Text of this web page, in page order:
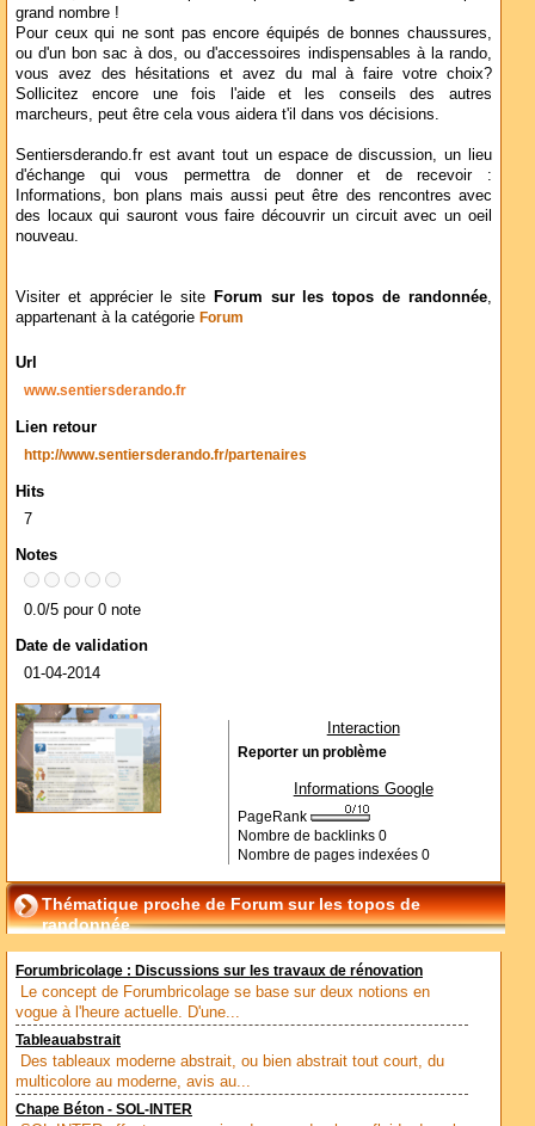
grand nombre !
Pour ceux qui ne sont pas encore équipés de bonnes chaussures,
ou d'un bon sac à dos, ou d'accessoires indispensables à la rando,
vous avez des hésitations et avez du mal à faire votre choix?
Sollicitez encore une fois l'aide et les conseils des autres
marcheurs, peut être cela vous aidera t'il dans vos décisions.
Sentiersderando.fr est avant tout un espace de discussion, un lieu
d'échange qui vous permettra de donner et de recevoir :
Informations, bon plans mais aussi peut être des rencontres avec
des locaux qui sauront vous faire découvrir un circuit avec un oeil
nouveau.
Visiter et apprécier le site Forum sur les topos de randonnée,
appartenant à la catégorie Forum
Url
www.sentiersderando.fr
Lien retour
http://www.sentiersderando.fr/partenaires
Hits
7
Notes
0.0/5 pour 0 note
Date de validation
01-04-2014
Interaction
Reporter un problème
Informations Google
PageRank
Nombre de backlinks 0
Nombre de pages indexées 0
Thématique proche de Forum sur les topos de
randonnée
Forumbricolage : Discussions sur les travaux de rénovation
Le concept de Forumbricolage se base sur deux notions en
vogue à l'heure actuelle. D'une...
Tableauabstrait
Des tableaux moderne abstrait, ou bien abstrait tout court, du
multicolore au moderne, avis au...
Chape Béton - SOL-INTER